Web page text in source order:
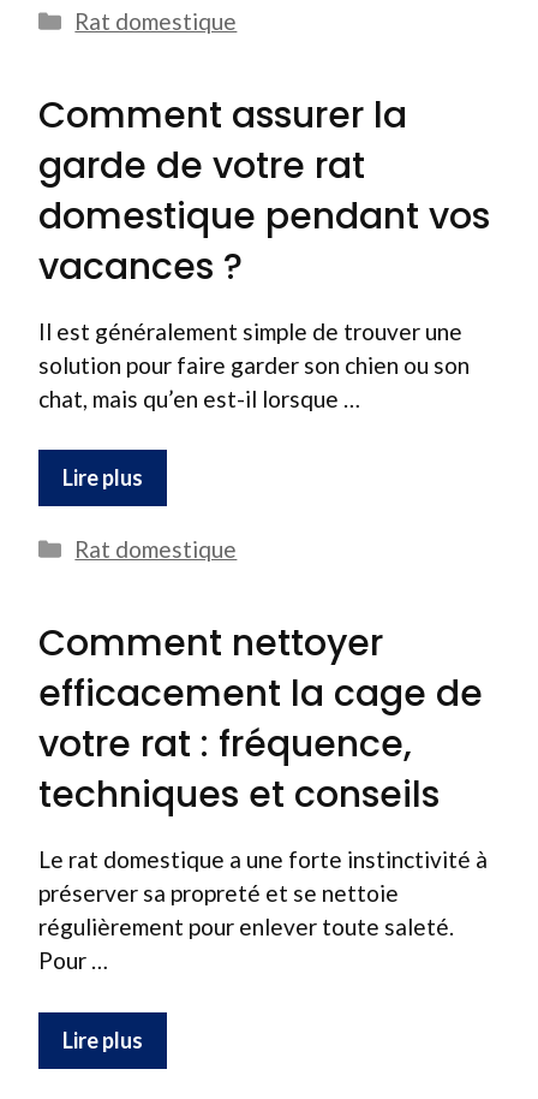
Catégories
Rat domestique
Comment assurer la
garde de votre rat
domestique pendant vos
vacances ?
Il est généralement simple de trouver une
solution pour faire garder son chien ou son
chat, mais qu’en est-il lorsque …
Lire plus
Catégories
Rat domestique
Comment nettoyer
efficacement la cage de
votre rat : fréquence,
techniques et conseils
Le rat domestique a une forte instinctivité à
préserver sa propreté et se nettoie
régulièrement pour enlever toute saleté.
Pour …
Lire plus